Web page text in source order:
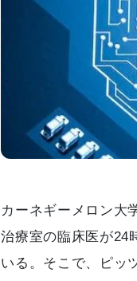
カーネギーメロン大
治療室の臨床医が24
いる。そこで、ピッ